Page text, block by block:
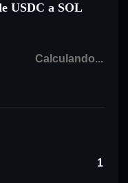
USDC a SOL